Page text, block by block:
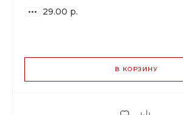
29.00 р.
22.91 р.
29.00 р.
В КОРЗИНУ